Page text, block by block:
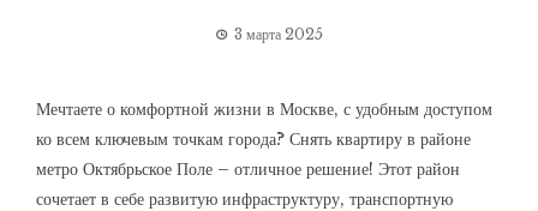
3 марта 2025
Мечтаете о комфортной жизни в Москве, с удобным доступом
ко всем ключевым точкам города? Снять квартиру в районе
метро Октябрьское Поле – отличное решение! Этот район
сочетает в себе развитую инфраструктуру, транспортную